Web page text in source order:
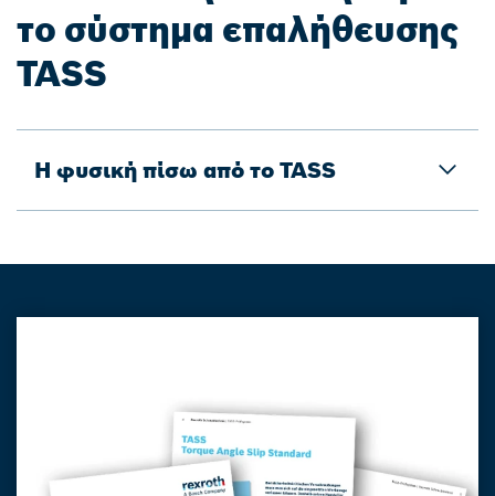
το σύστημα επαλήθευσης
TASS
Η φυσική πίσω από το TASS